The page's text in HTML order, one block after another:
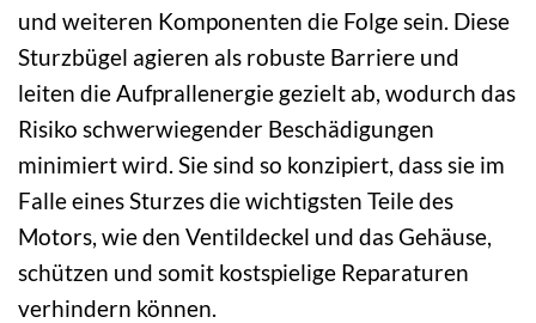
und weiteren Komponenten die Folge sein. Diese
Sturzbügel agieren als robuste Barriere und
leiten die Aufprallenergie gezielt ab, wodurch das
Risiko schwerwiegender Beschädigungen
minimiert wird. Sie sind so konzipiert, dass sie im
Falle eines Sturzes die wichtigsten Teile des
Motors, wie den Ventildeckel und das Gehäuse,
schützen und somit kostspielige Reparaturen
verhindern können.